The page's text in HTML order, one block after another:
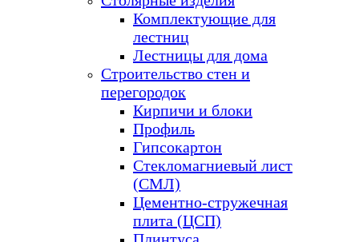
Комплектующие для
лестниц
Лестницы для дома
Строительство стен и
перегородок
Кирпичи и блоки
Профиль
Гипсокартон
Стекломагниевый лист
(СМЛ)
Цементно-стружечная
плита (ЦСП)